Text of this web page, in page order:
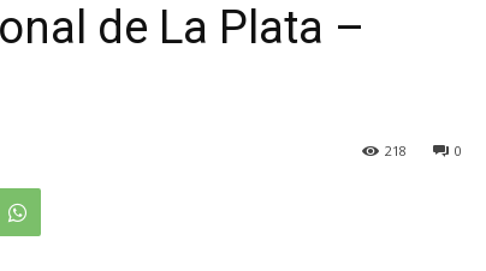
de La Plata –
0
218